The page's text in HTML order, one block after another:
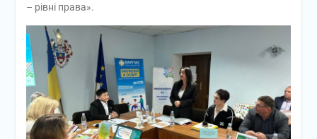
– рівні права».